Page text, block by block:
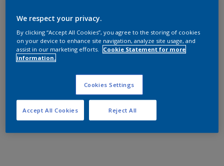
We respect your privacy.
By clicking “Accept All Cookies”, you agree to the storing of cookies
on your device to enhance site navigation, analyze site usage, and
assist in our marketing efforts.
Cookie Statement for more
information.
Cookies Settings
Reject All
Accept All Cookies